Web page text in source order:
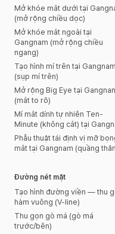
Mở khóe mắt dưới tại
(mở rộng chiều dọc)
Mở khóe mắt ngoài tại
Gangnam (mở rộng chiều
ngang)
Tạo hình mí trên tại Gangnam
(sụp mí trên)
Mở rộng Big Eye tại
(mắt to rõ)
Mí mắt dính tự nhiên Ten-
Minute (không cắt) tại
Phẫu thuật tái định vị mỡ
mắt tại Gangnam (quầng
Đường nét mặt
Tạo hình đường viền — thu
hàm vuông (V-line)
Thu gọn gò má (gò má
trước/bên)